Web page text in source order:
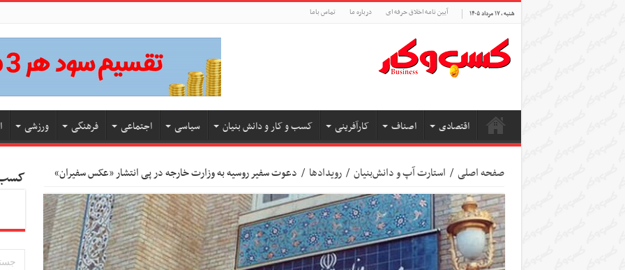
شنبه , ۱۷ مرداد ۱۴۰۵ آیین نامه اخلاق حرفه ای درباره ما تماس باما
اقتصادی اصناف کارآفرینی کسب و کار و دانش بنیان سیاسی اجتماعی فرهنگی ورزشی
صفحه اصلی / استارت آپ‌ و دانش‌بنیان‌ / رویدادها / دعوت سفیر روسیه به وزارت خارجه در پی انتشار «عکس سفیران» کسب